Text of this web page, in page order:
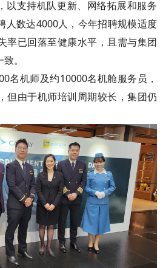
以支持机队更新、网络拓展和服务
人数达4000人，今年招聘规模适度
率已回落至健康水平，且需与集团
。
名机师及约10000名机舱服务员，
但由于机师培训周期较长，集团仍